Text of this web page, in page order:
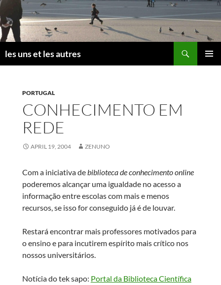
Skip
to
content
les uns et les autres
PORTUGAL
CONHECIMENTO EM
REDE
APRIL 19, 2004 ZENUNO
Com a iniciativa debiblioteca de conhecimento online
poderemos alcançar uma igualdade no acesso a
informação entre escolas com mais e menos
recursos, se isso for conseguido já é de louvar.
Restará encontrar mais professores motivados para
o ensino e para incutirem espírito mais crítico nos
nossos universitários.
Notícia do tek sapo: Portal da Biblioteca Científica